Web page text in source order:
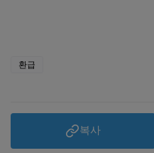
환급
복사